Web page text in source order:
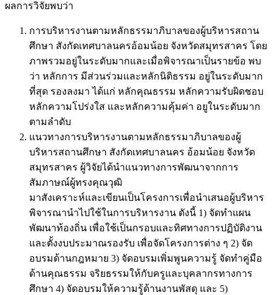
ผลการวิจัยพบว่า
การบริหารงานตามหลักธรรมาภิบาลของผู้บริหารสถาน
ศึกษา สังกัดเทศบาลนครอ้อมน้อย จังหวัดสมุทรสาคร โดย
ภาพรวมอยู่ในระดับมากและเมื่อพิจารณาเป็นรายข้อ พบ
ว่า หลักการ มีส่วนร่วมและหลักนิติธรรม อยู่ในระดับมาก
ที่สุด รองลงมา ได้แก่ หลักคุณธรรม หลักความรับผิดชอบ
หลักความโปร่งใส และหลักความคุ้มค่า อยูในระดับมาก
ตามลำดับ
แนวทางการบริหารงานตามหลักธรรมาภิบาลของผู้
บริหารสถานศึกษา สังกัดเทศบาลนคร อ้อมน้อย จังหวัด
สมุทรสาคร ผู้วิจัยได้นำแนวทางการพัฒนาจากการ
สัมภาษณ์ผู้ทรงคุณวุฒิ
มาสังเคราะห์และเขียนเป็นโครงการเพื่อนำเสนอผู้บริหาร
พิจารณานำไปใช้ในการบริหารงาน ดังนี้ 1) จัดทำแผน
พัฒนาท้องถิ่น เพื่อใช้เป็นกรอบและทิศทางการปฏิบัติงาน
และตั้งงบประมาณรองรับ เพื่อจัดโครงการต่าง ๆ 2) จัด
อบรมด้านกฎหมาย 3) จัดอบรมเพิ่มพูนความรู้ จัดทำคู่มือ
ด้านคุณธรรม จริยธรรมให้กับครูและบุคลากรทางการ
ศึกษา 4) จัดอบรมให้ความรู้ด้านงานพัสดุ และ 5)